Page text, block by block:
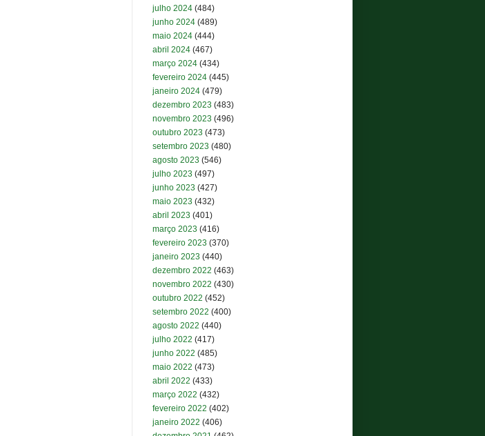
julho 2024 (484)
junho 2024 (489)
maio 2024 (444)
abril 2024 (467)
março 2024 (434)
fevereiro 2024 (445)
janeiro 2024 (479)
dezembro 2023 (483)
novembro 2023 (496)
outubro 2023 (473)
setembro 2023 (480)
agosto 2023 (546)
julho 2023 (497)
junho 2023 (427)
maio 2023 (432)
abril 2023 (401)
março 2023 (416)
fevereiro 2023 (370)
janeiro 2023 (440)
dezembro 2022 (463)
novembro 2022 (430)
outubro 2022 (452)
setembro 2022 (400)
agosto 2022 (440)
julho 2022 (417)
junho 2022 (485)
maio 2022 (473)
abril 2022 (433)
março 2022 (432)
fevereiro 2022 (402)
janeiro 2022 (406)